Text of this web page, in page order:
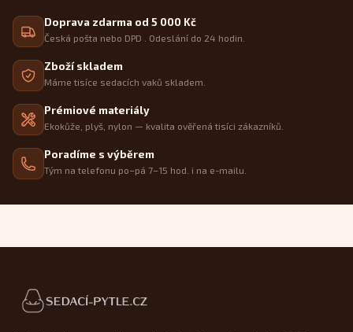
Doprava zdarma od 5 000 Kč
Česká pošta nebo DPD . Odeslání do 24 hodin.
Zboží skladem
Máme tisíce sedacích vaků skladem.
Prémiové materiály
Ekokůže, plyš, nylon — kvalita ověřená tisíci zákazníků.
Poradíme s výběrem
Tým na telefonu po–pá 7–15 hod. i na e-mailu.
Patička webu